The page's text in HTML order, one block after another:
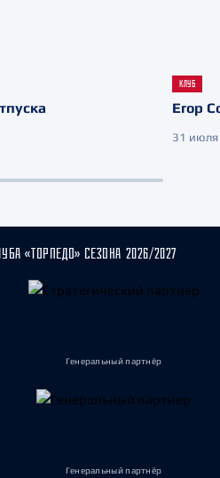
КЛУБ
Егор
31 июля
«ТОРПЕДО» СЕЗОНА 2026/2027
Генеральный партнёр
Генеральный партнёр